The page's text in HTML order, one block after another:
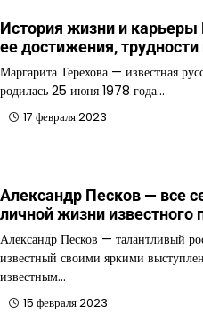
История жизни и
ее достижения, трудности
Маргарита Терехова — известная
родилась 25 июня 1978 года…
17 февраля 2023
Александр Песков — все
личной жизни известного
Александр Песков — талантливый
известный своими яркими
известным…
15 февраля 2023